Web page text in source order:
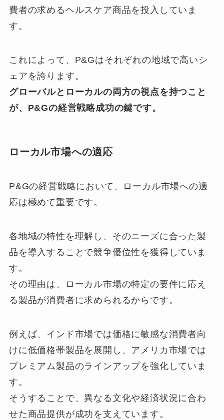
費者の求めるヘルスケア商品を投入していま
す。
これによって、P&Gはそれぞれの地域で高いシ
ェアを誇ります。
グローバルとローカルの両方の視点を持つこと
が、P&Gの経営戦略成功の鍵です。
ローカル市場への適応
P&Gの経営戦略において、ローカル市場への適
応は極めて重要です。
各地域の特性を理解し、そのニーズに合った製
品を導入することで競争優位性を獲得していま
す。
その理由は、ローカル市場の特定の要件に応え
る製品が消費者に求められるからです。
例えば、インド市場では価格に敏感な消費者向
けに低価格帯製品を展開し、アメリカ市場では
プレミアム製品のラインアップを強化していま
す。
そうすることで、異なる文化や経済状況に合わ
せた商品提供が成功を支えています。